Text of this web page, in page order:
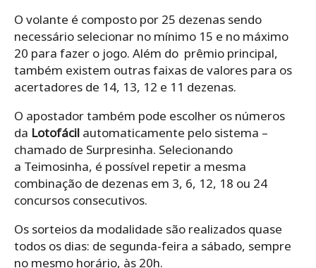
O volante é composto por 25 dezenas sendo
necessário selecionar no mínimo 15 e no máximo
20 para fazer o jogo. ‌Além do prêmio principal,
também existem outras faixas de valores para os
acertadores de ‌14, 13, 12 e 11 dezenas.
O apostador também pode escolher os números
da Lotofácil automaticamente pelo sistema –
chamado de Surpresinha. Selecionando
a Teimosinha, ‌é‌ ‌possível‌ ‌repetir‌ ‌a mesma
combinação de dezenas em ‌3,‌ ‌6,‌ ‌12,‌ ‌18‌ ‌ou‌ ‌24‌
concursos consecutivos.‌ ‌
Os‌ ‌sorteios‌ ‌da‌ ‌modalidade ‌são‌ ‌realizados‌ ‌quase‌
‌todos‌ ‌os‌ ‌dias: de‌ ‌segunda-feira‌ ‌a‌ ‌sábado,‌ ‌sempre‌
‌no‌ ‌mesmo‌ ‌horário,‌ ‌às‌ ‌20h.